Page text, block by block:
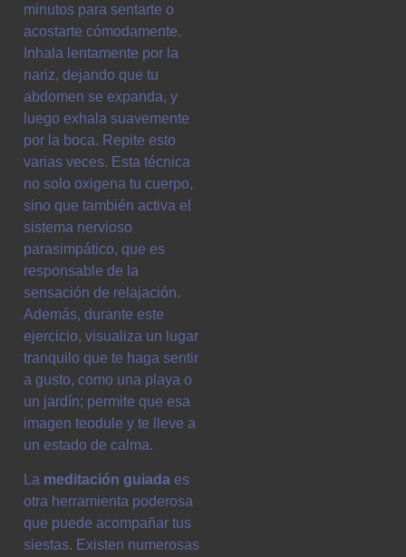
minutos para sentarte o
acostarte cómodamente.
Inhala lentamente por la
nariz, dejando que tu
abdomen se expanda, y
luego exhala suavemente
por la boca. Repite esto
varias veces. Esta técnica
no solo oxigena tu cuerpo,
sino que también activa el
sistema nervioso
parasimpático, que es
responsable de la
sensación de relajación.
Además, durante este
ejercicio, visualiza un lugar
tranquilo que te haga sentir
a gusto, como una playa o
un jardín; permite que esa
imagen teodule y te lleve a
un estado de calma.
La meditación guiada es
otra herramienta poderosa
que puede acompañar tus
siestas. Existen numerosas